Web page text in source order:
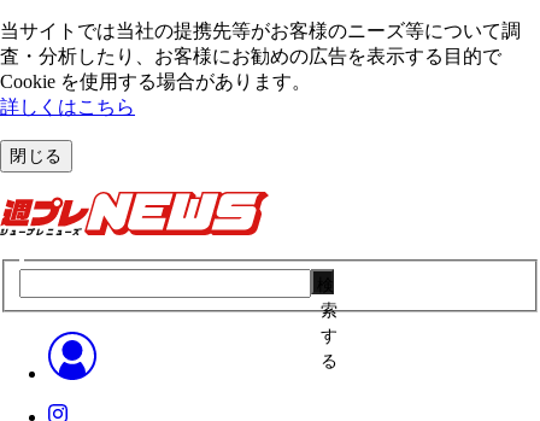
当サイトでは当社の提携先等がお客様のニーズ等について調
査・分析したり、お客様にお勧めの広告を表⽰する⽬的で
Cookie を使⽤する場合があります。
詳しくはこちら
閉じる
索
す
る